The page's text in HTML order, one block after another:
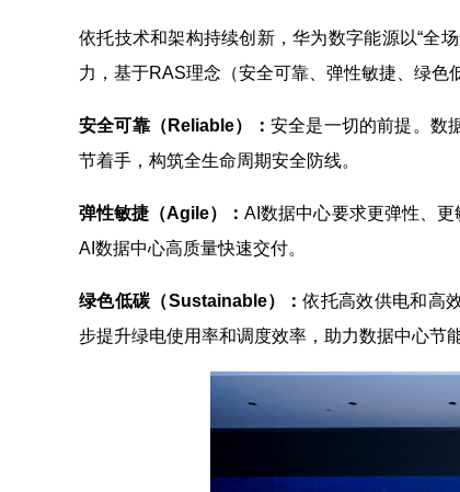
依托技术和架构持续创新，华为数字能源以“
力，基于RAS理念（安全可靠、弹性敏捷、绿色
安全可靠（Reliable）： 安全是一切的前提。数
节着手，构筑全生命周期安全防线。
弹性敏捷（Agile）：AI数据中心要求更弹性、
AI数据中心高质量快速交付。
绿色低碳（Sustainable）：依托高效供电和高
步提升绿电使用率和调度效率，助力数据中心节